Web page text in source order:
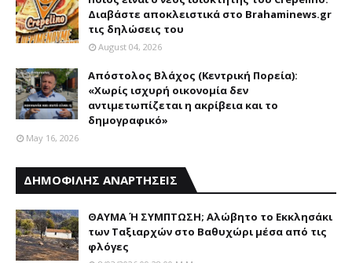
Διαβάστε αποκλειστικά στο Brahaminews.gr
τις δηλώσεις του
August 04, 2026
Απόστολος Βλάχος (Κεντρική Πορεία):
«Χωρίς ισχυρή οικονομία δεν
αντιμετωπίζεται η ακρίβεια και το
δημογραφικό»
May 16, 2026
ΔΗΜΟΦΙΛΗΣ ΑΝΑΡΤΗΣΕΙΣ
ΘΑΥΜΑ Ή ΣΥΜΠΤΩΣΗ; Aλώβητο το Eκκλησάκι
των Tαξιαρχών στο Bαθυχώρι μέσα από τις
φλόγες